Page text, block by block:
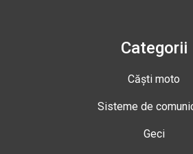
Categorii
Căști moto
Sisteme de
Geci